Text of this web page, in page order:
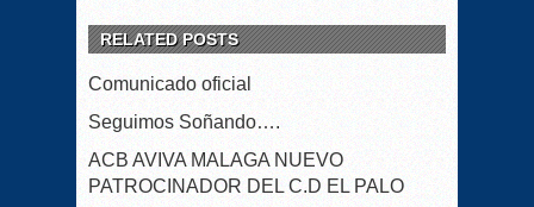
RELATED POSTS
Comunicado oficial
Seguimos Soñando….
ACB AVIVA MALAGA NUEVO
PATROCINADOR DEL C.D EL PALO